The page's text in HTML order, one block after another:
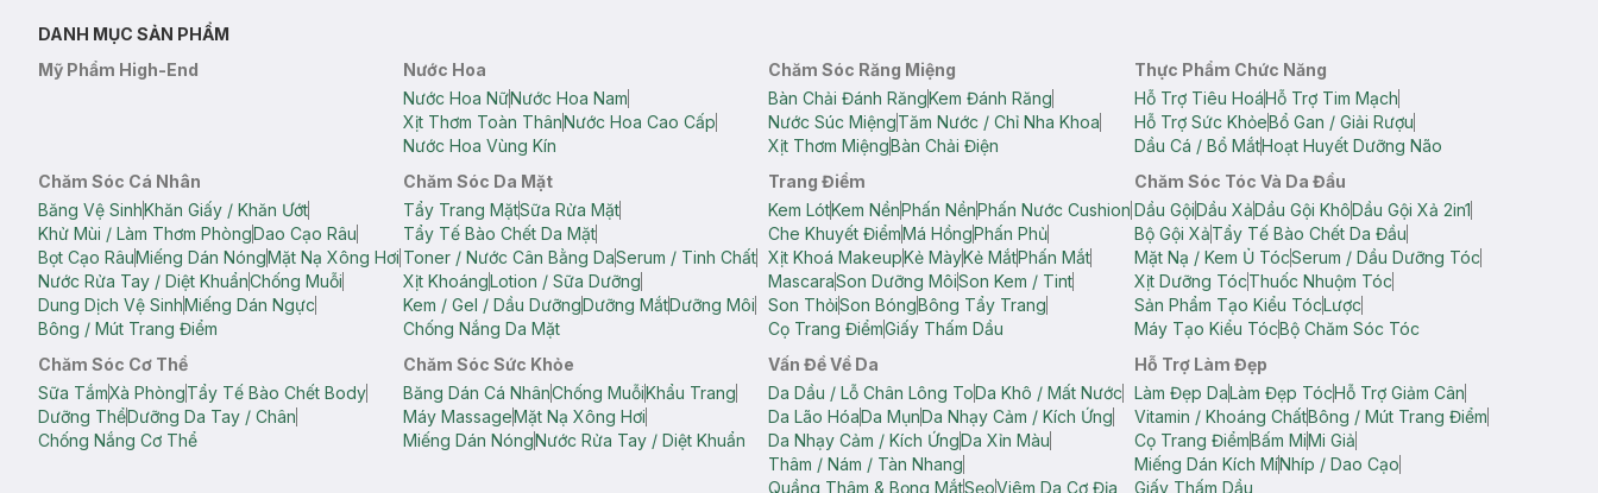
DANH MỤC SẢN PHẨM
Mỹ Phẩm High-End
Nước Hoa
Nước Hoa NữNước Hoa Nam
Xịt Thơm Toàn ThânNước Hoa Cao Cấp
Nước Hoa Vùng Kín
Chăm Sóc Răng Miệng
Bàn Chải Đánh RăngKem Đánh Răng
Nước Súc MiệngTăm Nước / Chỉ Nha Khoa
Xịt Thơm MiệngBàn Chải Điện
Thực Phẩm Chức Năng
Hỗ Trợ Tiêu HoáHỗ Trợ Tim Mạch
Hỗ Trợ Sức KhỏeBổ Gan / Giải Rượu
Dầu Cá / Bổ MắtHoạt Huyết Dưỡng Não
Chăm Sóc Cá Nhân
Băng Vệ SinhKhăn Giấy / Khăn Ướt
Khử Mùi / Làm Thơm PhòngDao Cạo Râu
Bọt Cạo RâuMiếng Dán NóngMặt Nạ Xông Hơi
Nước Rửa Tay / Diệt KhuẩnChống Muỗi
Dung Dịch Vệ SinhMiếng Dán Ngực
Bông / Mút Trang Điểm
Chăm Sóc Da Mặt
Tẩy Trang MặtSữa Rửa Mặt
Tẩy Tế Bào Chết Da Mặt
Toner / Nước Cân Bằng DaSerum / Tinh Chất
Xịt KhoángLotion / Sữa Dưỡng
Kem / Gel / Dầu DưỡngDưỡng MắtDưỡng Môi
Chống Nắng Da Mặt
Trang Điểm
Kem LótKem NềnPhấn NềnPhấn Nước Cushion
Che Khuyết ĐiểmMá HồngPhấn Phủ
Xịt Khoá MakeupKẻ MàyKẻ MắtPhấn Mắt
MascaraSon Dưỡng MôiSon Kem / Tint
Son ThỏiSon BóngBông Tẩy Trang
Cọ Trang ĐiểmGiấy Thấm Dầu
Chăm Sóc Tóc Và Da Đầu
Dầu GộiDầu XảDầu Gội KhôDầu Gội Xả 2in1
Bộ Gội XảTẩy Tế Bào Chết Da Đầu
Mặt Nạ / Kem Ủ TócSerum / Dầu Dưỡng Tóc
Xịt Dưỡng TócThuốc Nhuộm Tóc
Sản Phẩm Tạo Kiểu TócLược
Máy Tạo Kiểu TócBộ Chăm Sóc Tóc
Chăm Sóc Cơ Thể
Sữa TắmXà PhòngTẩy Tế Bào Chết Body
Dưỡng ThểDưỡng Da Tay / Chân
Chống Nắng Cơ Thể
Chăm Sóc Sức Khỏe
Băng Dán Cá NhânChống MuỗiKhẩu Trang
Máy MassageMặt Nạ Xông Hơi
Miếng Dán NóngNước Rửa Tay / Diệt Khuẩn
Vấn Đề Về Da
Da Dầu / Lỗ Chân Lông ToDa Khô / Mất Nước
Da Lão HóaDa MụnDa Nhạy Cảm / Kích Ứng
Da Nhạy Cảm / Kích ỨngDa Xỉn Màu
Thâm / Nám / Tàn Nhang
Quầng Thâm & Bọng MắtSẹoViêm Da Cơ Địa
Hỗ Trợ Làm Đẹp
Làm Đẹp DaLàm Đẹp TócHỗ Trợ Giảm Cân
Vitamin / Khoáng ChấtBông / Mút Trang Điểm
Cọ Trang ĐiểmBấm MiMi Giả
Miếng Dán Kích MíNhíp / Dao Cạo
Giấy Thấm Dầu